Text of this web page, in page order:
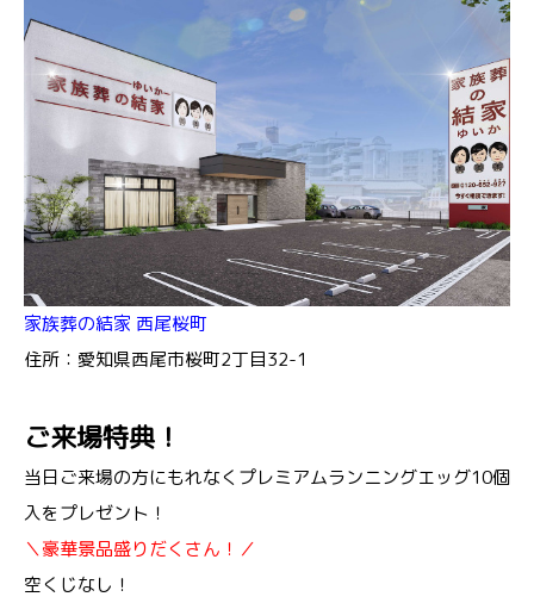
家族葬の結家 西尾桜町
住所：愛知県西尾市桜町2丁目32-1
ご来場特典！
当日ご来場の方にもれなくプレミアムランニングエッグ10個
入をプレゼント！
＼豪華景品盛りだくさん！／
空くじなし！